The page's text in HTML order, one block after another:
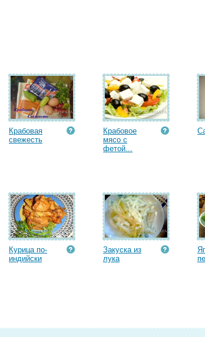
Крабовая
cвежесть
Крабовое
мясо с
фетой...
Курица по-
индийски
Закуска из
лука